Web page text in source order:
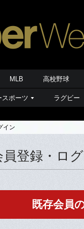
MLB 高校野球
スポーツ ラグビー
イン
員登録・ロ
既存会員